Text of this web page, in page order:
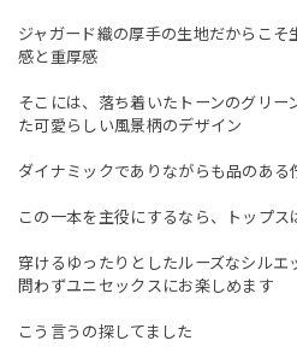
ジャガード織の厚手の生地だからこ
感と重厚感
そこには、落ち着いたトーンのグリー
た可愛らしい風景柄のデザイン
ダイナミックでありながらも品のある
この一本を主役にするなら、トップ
穿けるゆったりとしたルーズなシルエ
問わずユニセックスにお楽しめます
こう言うの探してました